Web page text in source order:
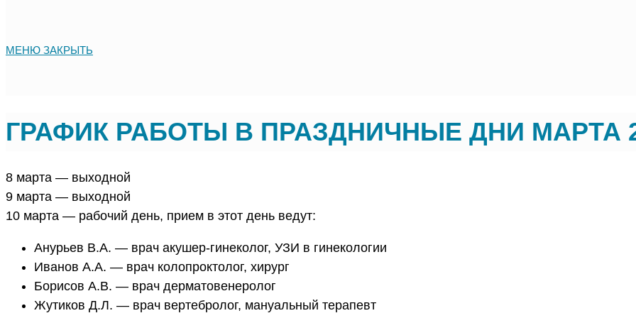
МЕНЮ ЗАКРЫТЬ
ГРАФИК РАБОТЫ В ПРАЗДНИЧНЫЕ ДНИ МАРТА
8 марта — выходной
9 марта — выходной
10 марта — рабочий день, прием в этот день ведут:
Анурьев В.А. — врач акушер-гинеколог, УЗИ в гинекологии
Иванов А.А. — врач колопроктолог, хирург
Борисов А.В. — врач дерматовенеролог
Жутиков Д.Л. — врач вертебролог, мануальный терапевт